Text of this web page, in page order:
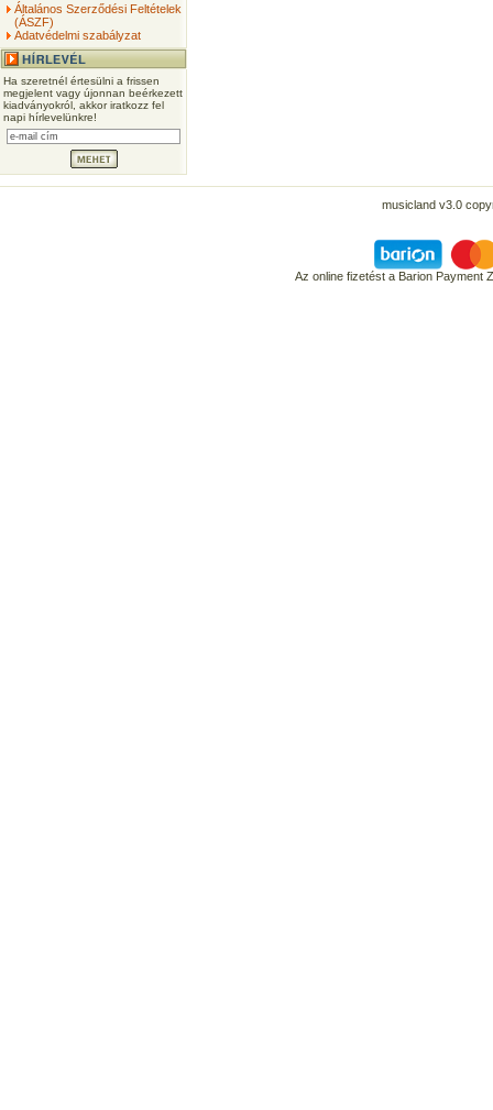
Általános Szerződési Feltételek
(ÁSZF)
Adatvédelmi szabályzat
Ha szeretnél értesülni a frissen
megjelent vagy újonnan beérkezett
kiadványokról, akkor iratkozz fel
napi hírlevelünkre!
musicland v3.0
Az online fizetést a Barion Payment